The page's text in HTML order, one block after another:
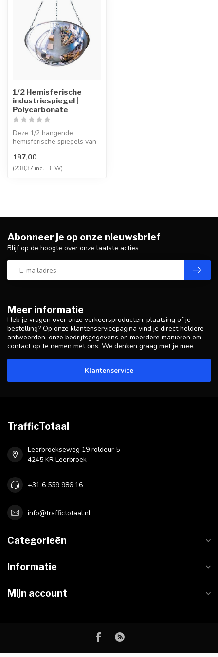
1/2 Hemisferische
industriespiegel |
Polycarbonate
Deze 1/2 hangende
hemisferische spiegels van
uitzonderlijke...
197,00
(238,37 incl. BTW)
Meer informatie
Heb je vragen over onze verkeersproducten, plaatsing of je
bestelling? Op onze klantenservicepagina vind je direct heldere
antwoorden, onze bedrijfsgegevens en meerdere manieren om
contact op te nemen met ons. We denken graag met je mee.
Klantenservice
Abonneer je op onze nieuwsbrief
Blijf op de hoogte over onze laatste acties
TrafficTotaal
Leerbroekseweg 19 roldeur 5
4245 KR Leerbroek
+31 6 559 986 16
info@traffictotaal.nl
Categorieën
Informatie
Mijn account